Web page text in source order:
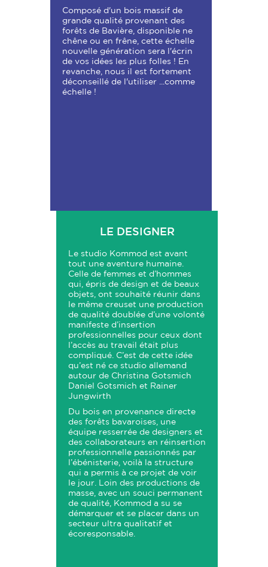
Composé d'un bois massif de
grande qualité provenant des
forêts de Bavière, disponible ne
chêne ou en frêne, cette échelle
nouvelle génération sera l'écrin
de vos idées les plus folles ! En
revanche, nous il est fortement
déconseillé de l'utiliser ...comme
échelle !
LE DESIGNER
Le studio Kommod est avant
tout une aventure humaine.
Celle de femmes et d’hommes
qui, épris de design et de beaux
objets, ont souhaité réunir dans
le même creuset une production
de qualité doublée d’une volonté
manifeste d’insertion
professionnelles pour ceux dont
l’accès au travail était plus
compliqué. C’est de cette idée
qu’est né ce studio allemand
autour de Christina Gotsmich
Daniel Gotsmich et Rainer
Jungwirth
Du bois en provenance directe
des forêts bavaroises, une
équipe resserrée de designers et
des collaborateurs en réinsertion
professionnelle passionnés par
l’ébénisterie, voilà la structure
qui a permis à ce projet de voir
le jour. Loin des productions de
masse, avec un souci permanent
de qualité, Kommod a su se
démarquer et se placer dans un
secteur ultra qualitatif et
écoresponsable.